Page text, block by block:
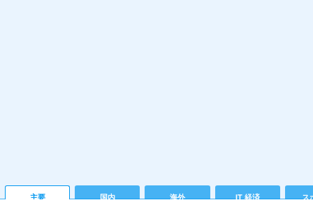
主要 国内 海外 IT 経済 ス